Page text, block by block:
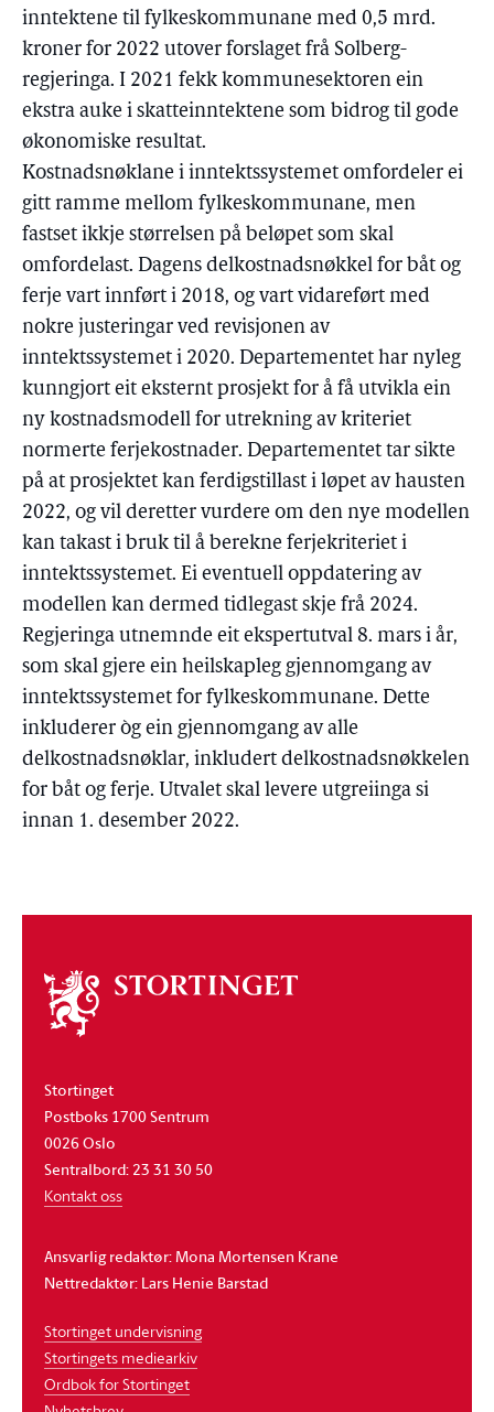
inntektene til fylkeskommunane med 0,5 mrd.
kroner for 2022 utover forslaget frå Solberg-
regjeringa. I 2021 fekk kommunesektoren ein
ekstra auke i skatteinntektene som bidrog til gode
økonomiske resultat.
Kostnadsnøklane i inntektssystemet omfordeler ei
gitt ramme mellom fylkeskommunane, men
fastset ikkje størrelsen på beløpet som skal
omfordelast. Dagens delkostnadsnøkkel for båt og
ferje vart innført i 2018, og vart vidareført med
nokre justeringar ved revisjonen av
inntektssystemet i 2020. Departementet har nyleg
kunngjort eit eksternt prosjekt for å få utvikla ein
ny kostnadsmodell for utrekning av kriteriet
normerte ferjekostnader. Departementet tar sikte
på at prosjektet kan ferdigstillast i løpet av hausten
2022, og vil deretter vurdere om den nye modellen
kan takast i bruk til å berekne ferjekriteriet i
inntektssystemet. Ei eventuell oppdatering av
modellen kan dermed tidlegast skje frå 2024.
Regjeringa utnemnde eit ekspertutval 8. mars i år,
som skal gjere ein heilskapleg gjennomgang av
inntektssystemet for fylkeskommunane. Dette
inkluderer òg ein gjennomgang av alle
delkostnadsnøklar, inkludert delkostnadsnøkkelen
for båt og ferje. Utvalet skal levere utgreiinga si
innan 1. desember 2022.
Om
stortinget
Stortinget
Postboks 1700 Sentrum
0026 Oslo
Sentralbord: 23 31 30 50
Kontakt oss
Ansvarlig redaktør: Mona Mortensen Krane
Nettredaktør: Lars Henie Barstad
Stortinget undervisning
Stortingets mediearkiv
Ordbok for Stortinget